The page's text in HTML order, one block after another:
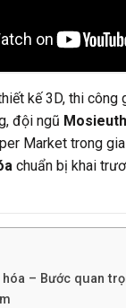
kế 3D, thi công
đội ngũ
Market trong
chuẩn bị khai
hóa – Bước quan